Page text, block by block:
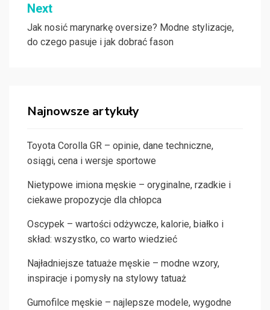
Next
Jak nosić marynarkę oversize? Modne stylizacje,
do czego pasuje i jak dobrać fason
Najnowsze artykuły
Toyota Corolla GR – opinie, dane techniczne,
osiągi, cena i wersje sportowe
Nietypowe imiona męskie – oryginalne, rzadkie i
ciekawe propozycje dla chłopca
Oscypek – wartości odżywcze, kalorie, białko i
skład: wszystko, co warto wiedzieć
Najładniejsze tatuaże męskie – modne wzory,
inspiracje i pomysły na stylowy tatuaż
Gumofilce męskie – najlepsze modele, wygodne